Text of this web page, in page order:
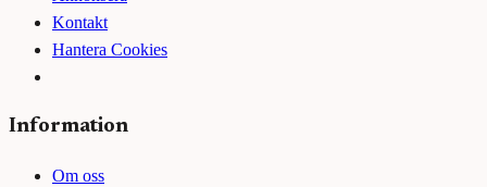
Kontakt
Hantera Cookies
Information
Om oss